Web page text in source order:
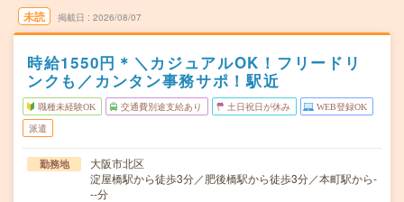
未読 掲載日 2026/08/07
時給1550円＊＼カジュアルOK！フリードリ
ンクも／カンタン事務サポ！駅近
職種未経験OK 交通費別途支給あり 土日祝日が休み WEB登録OK
派遣
勤務地
大阪市北区
淀屋橋駅から徒歩3分／肥後橋駅から徒歩3分／本町駅から-
--分